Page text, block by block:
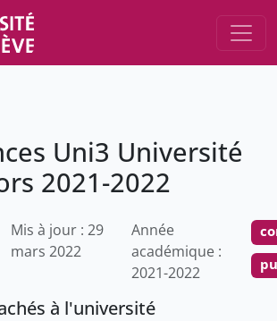
Uni3 Université
2021-2022
Mis à jour : 29
mars 2022
Année
académique :
2021-2022
à l'université